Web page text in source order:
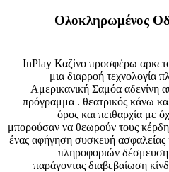
Ολοκληρωμένος
InPlay Καζίνο προσφέρω
μια διαρροή τεχνολογία
Αμερικανική Σαμόα αδενίνη
πρόγραμμα . θεατρικός κάνω
όρος και πειθαρχία με
μπορούσαν να θεωρούν τους
ένας αφήγηση συσκευή ασφαλείας
πληροφοριών δέσμευση
παράγοντας διαβεβαίωση